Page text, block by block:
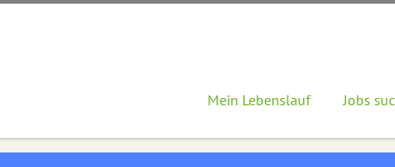
Mein Lebenslauf Jobs